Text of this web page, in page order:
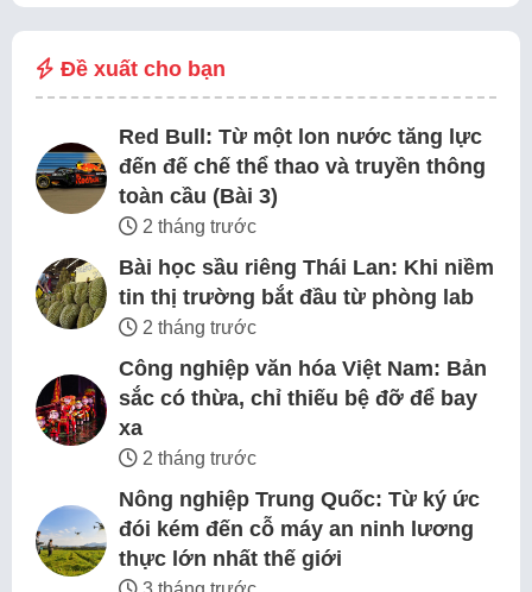
Đề xuất cho bạn
Red Bull: Từ một lon nước tăng lực
đến đế chế thể thao và truyền thông
toàn cầu (Bài 3)
2 tháng trước
Bài học sầu riêng Thái Lan: Khi niềm
tin thị trường bắt đầu từ phòng lab
2 tháng trước
Công nghiệp văn hóa Việt Nam: Bản
sắc có thừa, chỉ thiếu bệ đỡ để bay
xa
2 tháng trước
Nông nghiệp Trung Quốc: Từ ký ức
đói kém đến cỗ máy an ninh lương
thực lớn nhất thế giới